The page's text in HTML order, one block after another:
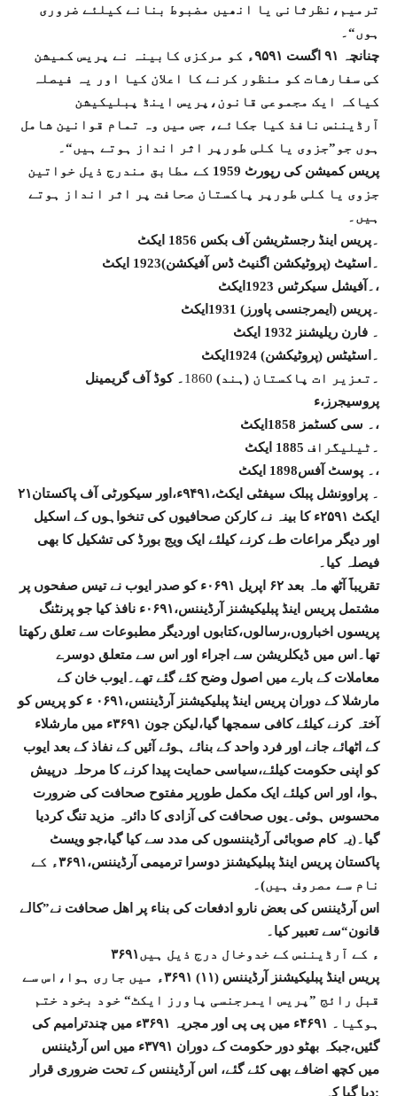
ترمیم،نظرثانی یا انھیں مضبوط بنانے کیلئے ضروری
ہوں“۔
چنانچہ ۹۱ اگست ۹۵۹۱ء کو مرکزی کابینہ نے پریس کمیشن
کی سفارشات کو منظور کرنے کا اعلان کیا اور یہ فیصلہ
کیاکہ ایک مجموعی قانون،پریس اینڈ پبلیکیشن
آرڈیننس نافذ کیا جکائے، جس میں وہ تمام قوانین شامل
ہوں جو”جزوی یا کلی طورپر اثر انداز ہوتے ہیں“۔
پریس کمیشن کی رپورٹ 1959 کے مطابق مندرج ذیل خواتین
جزوی یا کلی طورپر پاکستان صحافت پر اثر انداز ہوتے
ہیں۔
۔پریس اینڈ رجسٹریشن آف بکس 1856 ایکٹ
۔اسٹیٹ (پروٹیکشن اگنیٹ ڈس آفیکشن)1923 ایکٹ
۔آفیشل سیکرٹس 1923ایکٹ،
۔پریس (ایمرجنسی پاورز) 1931ایکٹ
۔ فارن ریلیشنز 1932 ایکٹ
۔اسٹیٹس (پروٹیکشن) 1924ایکٹ
۔تعزیر ات پاکستان (ہند) 1860۔ کوڈ آف گریمینل
پروسیجرز،ء
۔ سی کسٹمز 1858ایکٹ،
۔ٹیلیگراف 1885 ایکٹ
۔ پوسٹ آفس1898 ایکٹ،
۲۱۔ پراوونشل پبلک سیفٹی ایکٹ،۹۴۹۱ء،اور سیکورٹی آف پاکستان
ایکٹ ۲۵۹۱ء کا بینہ نے کارکن صحافیوں کی تنخواہوں کے اسکیل
اور دیگر مراعات طے کرنے کیلئے ایک ویج بورڈ کی تشکیل کا بھی
فیصلہ کیا۔
تقریباََ آٹھ ماہ بعد ۶۲ اپریل ۰۶۹۱ء کو صدر ایوب نے تیس صفحوں پر
مشتمل پریس اینڈ پبلیکیشنز آرڈیننس،۰۶۹۱ء نافذ کیا جو پرنٹنگ
پریسوں اخباروں،رسالوں،کتابوں اوردیگر مطبوعات سے تعلق رکھتا
تھا۔اس میں ڈیکلریشن سے اجراء اور اس سے متعلق دوسرے
معاملات کے بارے میں اصول وضح کئے گئے تھے۔ایوب خان کے
مارشلا کے دوران پریس اینڈ پبلیکیشنز آرڈیننس،۰۶۹۱ ء کو پریس کو
آختہ کرنے کیلئے کافی سمجھا گیا،لیکن جون ۳۶۹۱ء میں مارشلاء
کے اٹھائے جانے اور فرد واحد کے بنائے ہوئے آئیں کے نفاذ کے بعد ایوب
کو اپنی حکومت کیلئے،سیاسی حمایت پیدا کرنے کا مرحلہ درپیش
ہوا، اور اس کیلئے ایک مکمل طورپر مفتوح صحافت کی ضرورت
محسوس ہوئی۔یوں صحافت کی آزادی کا دائرہ مزید تنگ کردیا
گیا۔(یہ کام صوبائی آرڈیننسوں کی مدد سے کیا گیا،جو ویسٹ
پاکستان پریس اینڈ پبلیکیشنز دوسرا ترمیمی آرڈیننس،۳۶۹۱ء کے
نام سے مصروف ہیں)۔
اس آرڈیننس کی بعض نارو ادفعات کی بناء پر اھل صحافت نے”کالے
قانون“سے تعبیر کیا۔
۳۶۹۱ء کے آرڈیننس کے خدوخال درج ذیل ہیں
پریس اینڈ پبلیکیشنز آرڈیننس (۱۱) ۳۶۹۱ء میں جاری ہوا،اس سے
قبل رائج ”پریس ایمرجنسی پاورز ایکٹ“ خود بخود ختم
ہوگیا۔ ۴۶۹۱ء میں پی پی اور مجریہ ۳۶۹۱ء میں چندترامیم کی
گئیں،جبکہ بھٹو دور حکومت کے دوران ۳۷۹۱ء میں اس آرڈیننس
میں کچھ اضافے بھی کئے گئے، اس آرڈیننس کے تحت ضروری قرار
دیا گیا کہ: